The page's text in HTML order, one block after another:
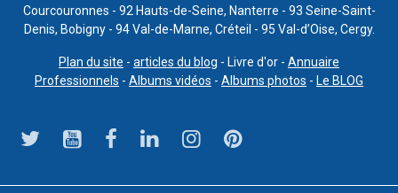
Courcouronnes - 92 Hauts-de-Seine, Nanterre - 93 Seine-Saint-
Denis, Bobigny - 94 Val-de-Marne, Créteil - 95 Val-d’Oise, Cergy.
Plan du site - articles du blog - Livre d'or - Annuaire
Professionnels - Albums vidéos - Albums photos - Le BLOG